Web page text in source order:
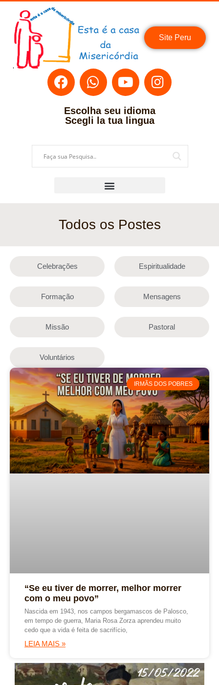
Site Peru
Escolha seu idioma
Scegli la tua lingua
Todos os Postes
Celebrações Espiritualidade
Formação Mensagens
Missão Pastoral
Voluntários
IRMÃS DOS POBRES
“Se eu tiver de morrer, melhor morrer
com o meu povo”
Nascida em 1943, nos campos bergamascos de Palosco,
em tempo de guerra, Maria Rosa Zorza aprendeu muito
cedo que a vida é feita de sacrifício,
LEIA MAIS »